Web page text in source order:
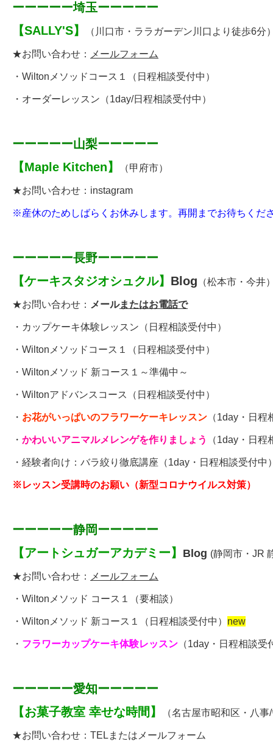
ーーーーー埼玉ーーーーー
【SALLY'S】 （川口市・ ララガーデン川口より徒歩6分
★お問い合わせ： メールフォーム
・ Wiltonメソッドコース１ （日程相談受付中）
・ オーダーレッスン （1day/日程相談受付中）
ーーーーー山梨ーーーーー
【Maple Kitchen】 （甲府市）
★お問い合わせ： instagram
※産休のためしばらくお休みします。再開までお待ちくだ
ーーーーー長野ーーーーー
【ケーキスタジオシュクル】 Blog （松本市・今井
★お問い合わせ： メールまたはお電話で
・ カップケーキ体験レッスン （日程相談受付中）
・ Wiltonメソッドコース１ （日程相談受付中）
・Wiltonメソッド 新コース１～準備中～
・ Wiltonアドバンスコース （日程相談受付中）
・ お花がいっぱいのフラワーケーキレッスン （1day・日程
・ かわいいアニマルメレンゲを作りましょう （1day・日程
・経験者向け： バラ絞り徹底講座 （1day・日程相談受付中
※レッスン受講時のお願い（新型コロナウイルス対策）
ーーーーー静岡ーーーーー
【 アートシュガーアカデミー】 Blog (静岡市・JR
★お問い合わせ： メールフォーム
・ Wiltonメソッド コース１ （要相談）
・ Wiltonメソッド 新コース１ （日程相談受付中） new
・ フラワーカップケーキ体験レッスン （1day・日程相談受
ーーーーー愛知ーーーーー
【お菓子教室 幸せな時間 】 （名古屋市昭和区・八
★お問い合わせ： TELまたはメールフォーム